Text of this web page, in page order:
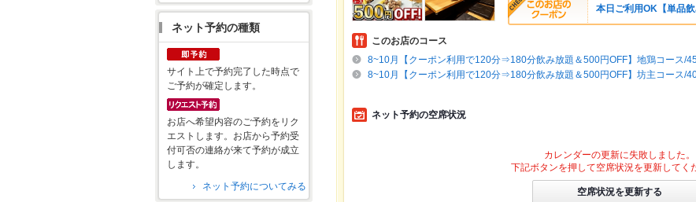
ネット予約の種類
サイト上で予約完了した時点で
ご予約が確定します。
お店へ希望内容のご予約をリク
エストします。お店から予約受
付可否の連絡が来て予約が成立
します。
ネット予約についてみる
本日ご利用OK【単品
このお店のコース
8~10月【クーポン利用で120分⇒180分飲み放題＆500円OFF】地鶏コース/
8~10月【クーポン利用で120分⇒180分飲み放題＆500円OFF】坊主コース/
ネット予約の空席状況
カレンダーの更新に失敗しました。
下記ボタンを押して空席状況を更新してく
空席状況を更新する